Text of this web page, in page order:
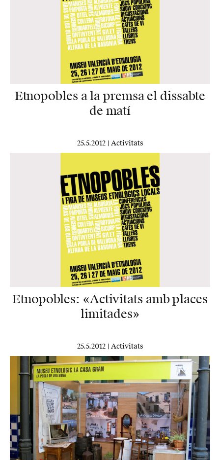
Etnopobles a la premsa el dissabte
de matí
25.5.2012 | Activitats
Etnopobles: «Activitats amb places
limitades»
25.5.2012 | Activitats